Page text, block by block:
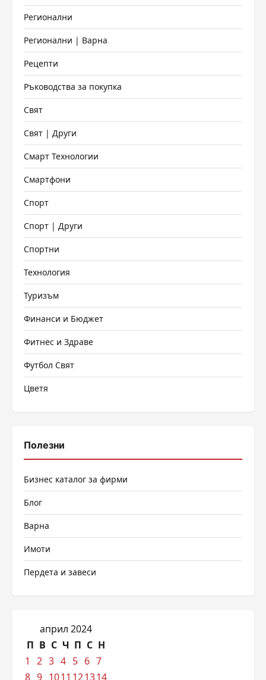
Регионални
Регионални | Варна
Рецепти
Ръководства за покупка
Свят
Свят | Други
Смарт Технологии
Смартфони
Спорт
Спорт | Други
Спортни
Технология
Туризъм
Финанси и Бюджет
Фитнес и Здраве
Футбол Свят
Цветя
Полезни
Бизнес каталог за фирми
Блог
Варна
Имоти
Пердета и завеси
април 2024
П В С Ч П С Н
1
2 3 4 5 6 7
8 9 1011 121314